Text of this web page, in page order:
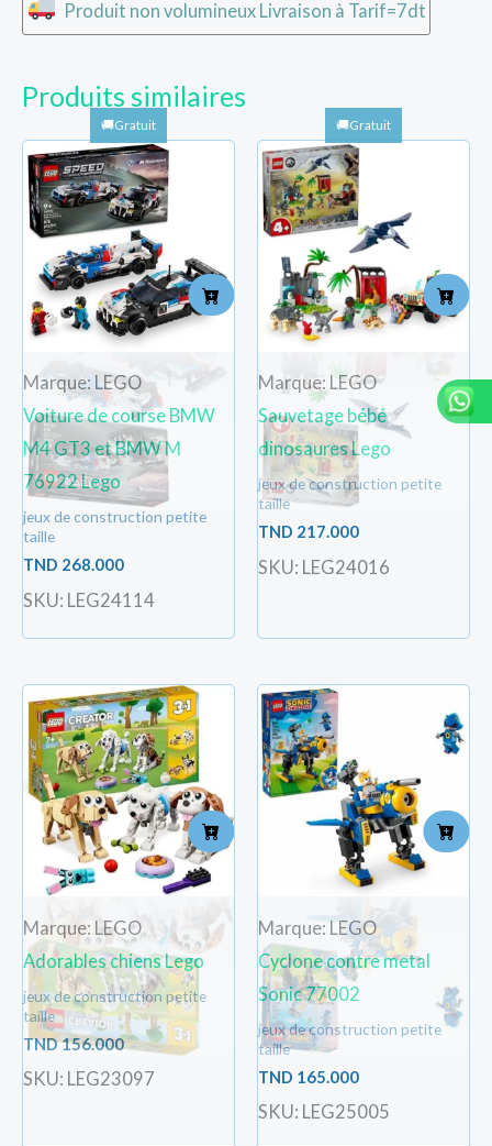
Produit non volumineux Livraison à Tarif=7dt
Produits similaires
Marque: LEGO
Voiture de course BMW
M4 GT3 et BMW M
76922 Lego
jeux de construction petite
taille
TND 268.000
SKU: LEG24114
Marque: LEGO
Sauvetage bébé
dinosaures Lego
jeux de construction petite
taille
TND 217.000
SKU: LEG24016
Marque: LEGO
Adorables chiens Lego
jeux de construction petite
taille
TND156.000
SKU: LEG23097
Marque: LEGO
Cyclone contre metal
Sonic 77002
jeux de construction petite
taille
TND 165.000
SKU: LEG25005